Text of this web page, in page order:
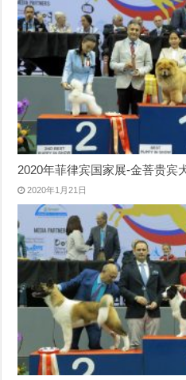
2020年菲律宾国家展-金菩贵宾
2020年1月21日